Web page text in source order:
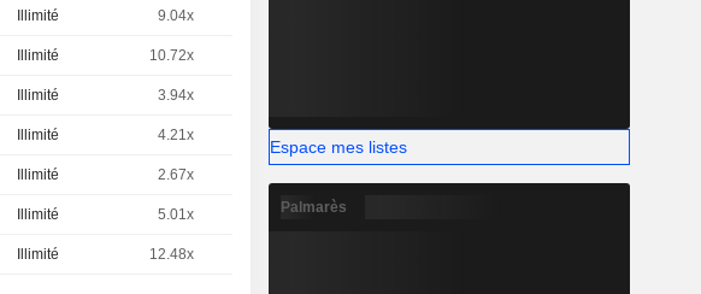
Illimité 9.04x
Illimité 10.72x
Illimité 3.94x
Illimité 4.21x 4,515EUR
Illimité 2.67x
Illimité 5.01x 3,770
Illimité 12.48x
Espace mes listes
Palmarès